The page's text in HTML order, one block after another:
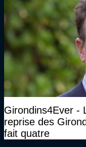
Girondins4Ever -
reprise des
fait quatre